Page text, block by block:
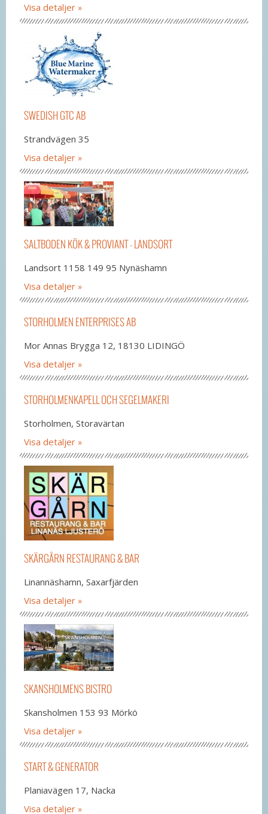
Visa detaljer
SWEDISH GTC AB
Strandvägen 35
Visa detaljer
SALTBODEN KÖK & PROVIANT - LANDSORT
Landsort 1158 149 95 Nynäshamn
Visa detaljer
STORHOLMEN ENTERPRISES AB
Mor Annas Brygga 12, 18130 LIDINGÖ
Visa detaljer
STORHOLMENKAPELL OCH SEGELMAKERI
Storholmen, Storavärtan
Visa detaljer
SKÄRGÅRN RESTAURANG & BAR
Linannäshamn, Saxarfjärden
Visa detaljer
SKANSHOLMENS BISTRO
Skansholmen 153 93 Mörkö
Visa detaljer
START & GENERATOR
Planiavägen 17, Nacka
Visa detaljer